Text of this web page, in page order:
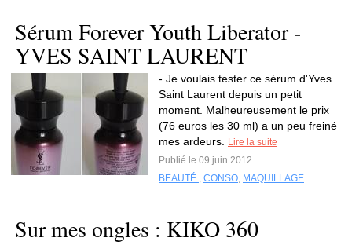
Sérum Forever Youth Liberator -
YVES SAINT LAURENT
- Je voulais tester ce sérum d'Yves
Saint Laurent depuis un petit
moment. Malheureusement le prix
(76 euros les 30 ml) a un peu freiné
mes ardeurs.
Lire la suite
Publié le 09 juin 2012
BEAUTÉ , CONSO, MAQUILLAGE
Sur mes ongles : KIKO 360